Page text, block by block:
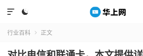


行业百科  正文